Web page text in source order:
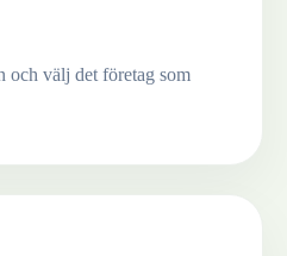
och välj det företag som